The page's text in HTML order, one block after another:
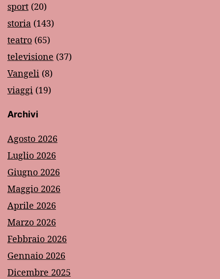
sport (20)
storia (143)
teatro (65)
televisione (37)
Vangeli (8)
viaggi (19)
Archivi
Agosto 2026
Luglio 2026
Giugno 2026
Maggio 2026
Aprile 2026
Marzo 2026
Febbraio 2026
Gennaio 2026
Dicembre 2025